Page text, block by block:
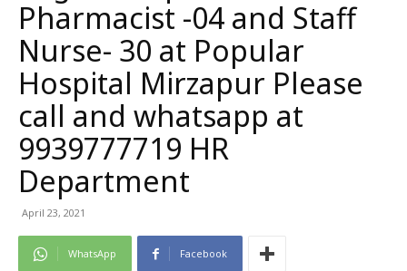
Pharmacist -04 and Staff
Nurse- 30 at Popular
Hospital Mirzapur Please
call and whatsapp at
9939777719 HR
Department
April 23, 2021
WhatsApp Facebook